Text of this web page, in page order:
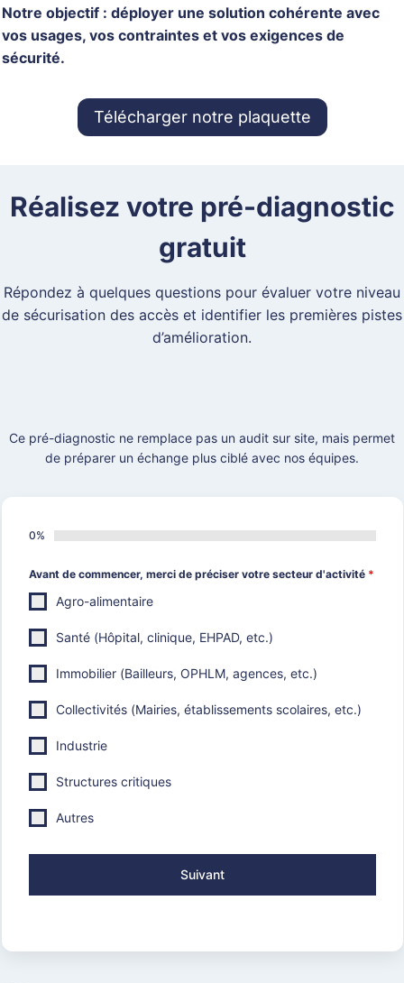
Notre objectif : déployer une solution cohérente avec
vos usages, vos contraintes et vos exigences de
sécurité.
Télécharger notre plaquette
Réalisez votre pré-diagnostic
gratuit
Répondez à quelques questions pour évaluer votre niveau
de sécurisation des accès et identifier les premières pistes
d’amélioration.
Ce pré-diagnostic ne remplace pas un audit sur site, mais permet
de préparer un échange plus ciblé avec nos équipes.
0%
Avant de commencer, merci de préciser votre secteur d'activité *
Agro-alimentaire
Santé (Hôpital, clinique, EHPAD, etc.)
Immobilier (Bailleurs, OPHLM, agences, etc.)
Collectivités (Mairies, établissements scolaires, etc.)
Industrie
Structures critiques
Autres
Suivant